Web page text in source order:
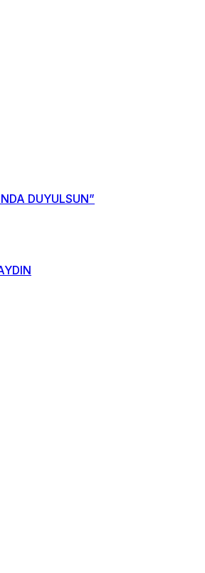
DUYULSUN”